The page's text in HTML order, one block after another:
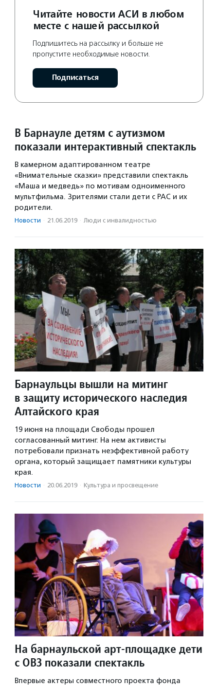
Читайте новости АСИ в любом
месте с нашей рассылкой
Подпишитесь на рассылку и больше не
пропустите необходимые новости.
Подписаться
В Барнауле детям с аутизмом
показали интерактивный спектакль
В камерном адаптированном театре
«Внимательные сказки» представили спектакль
«Маша и медведь» по мотивам одноименного
мультфильма. Зрителями стали дети с РАС и их
родители.
Новости · 21.06.2019 · Люди с инвалидностью
Барнаульцы вышли на митинг
в защиту исторического наследия
Алтайского края
19 июня на площади Свободы прошел
согласованный митинг. На нем активисты
потребовали признать неэффективной работу
органа, который защищает памятники культуры
края.
Новости · 20.06.2019 · Культура и просвещение
На барнаульской арт-площадке дети
с ОВЗ показали спектакль
Впервые актеры совместного проекта фонда